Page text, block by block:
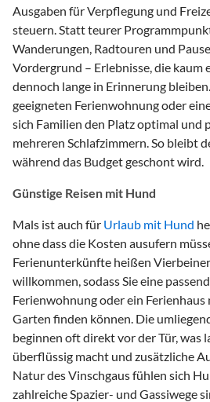
Ausgaben für Verpflegung und
steuern. Statt teurer
Wanderungen, Radtouren und
Vordergrund – Erlebnisse, die kaum
dennoch lange in Erinnerung
geeigneten Ferienwohnung oder
sich Familien den Platz optimal und
mehreren Schlafzimmern. So bleibt
während das Budget geschont wird.
Günstige Reisen mit Hund
Mals ist auch für Urlaub mit Hund
ohne dass die Kosten ausufern
Ferienunterkünfte heißen
willkommen, sodass Sie eine
Ferienwohnung oder ein
Garten finden können. Die
beginnen oft direkt vor der Tür, was
überflüssig macht und zusätzliche
Natur des Vinschgaus fühlen sich
zahlreiche Spazier- und Gassiwege